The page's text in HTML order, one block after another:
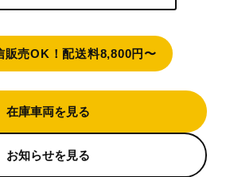
販売OK！配送料8,800円〜
在庫車両を見る
お知らせを見る